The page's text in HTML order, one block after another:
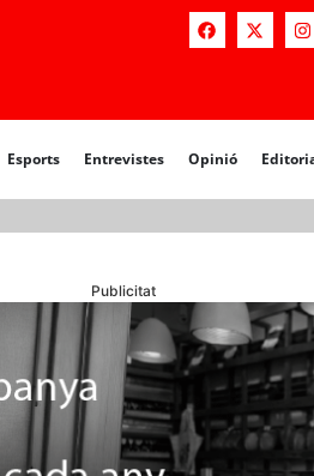
Esports Entrevistes Opinió
Opinió Editorial
Publicitat